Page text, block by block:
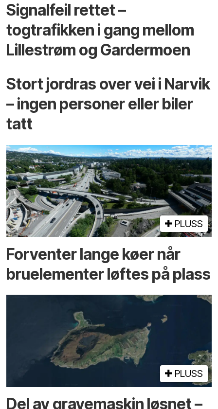
Signalfeil rettet –
togtrafikken i gang mellom
Lillestrøm og Gardermoen
Stort jordras over vei i Narvik
– ingen personer eller biler
tatt
PLUSS
Forventer lange køer når
bru­elementer løftes på plass
PLUSS
Del av grave­maskin løsnet –